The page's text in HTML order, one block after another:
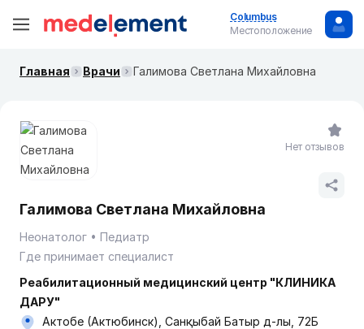
Columbus
Местоположение
Главная Врачи Галимова Светлана Михайловна
Галимова Светлана Михайловна
Неонатолог
Педиатр
Где принимает специалист
Реабилитационный медицинский центр "КЛИНИКА
ДАРУ"
Актобе (Актюбинск), Санқыбай Батыр д-лы, 72Б
Нет отзывов